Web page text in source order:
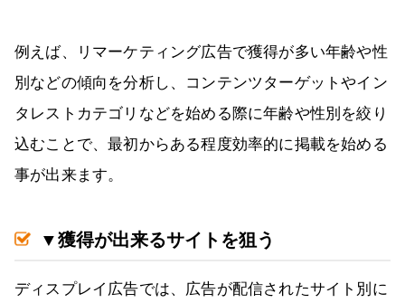
例えば、リマーケティング広告で獲得が多い年齢や性
別などの傾向を分析し、コンテンツターゲットやイン
タレストカテゴリなどを始める際に年齢や性別を絞り
込むことで、最初からある程度効率的に掲載を始める
事が出来ます。
▼獲得が出来るサイトを狙う
ディスプレイ広告では、広告が配信されたサイト別に